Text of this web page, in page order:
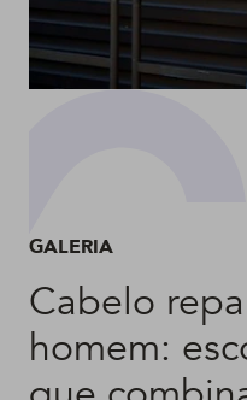
GALERIA
Cabelo
homem: